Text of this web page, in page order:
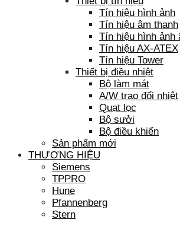
Tín hiệu hình ảnh
Tín hiệu âm thanh
Tín hiệu hình ảnh
Tín hiệu AX-ATEX
Tín hiệu Tower
Thiết bị điều nhiệt
Bộ làm mát
A/W trao đổi nhiệt
Quạt lọc
Bộ sưởi
Bộ điều khiển
Sản phẩm mới
THƯƠNG HIỆU
Siemens
TPPRO
Hune
Pfannenberg
Stern